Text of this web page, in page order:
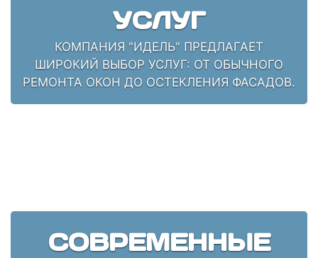
УСЛУГ
КОМПАНИЯ "ИДЕЛЬ" ПРЕДЛАГАЕТ
ШИРОКИЙ ВЫБОР УСЛУГ: ОТ ОБЫЧНОГО
РЕМОНТА ОКОН ДО ОСТЕКЛЕНИЯ ФАСАДОВ.
СОВРЕМЕННЫЕ